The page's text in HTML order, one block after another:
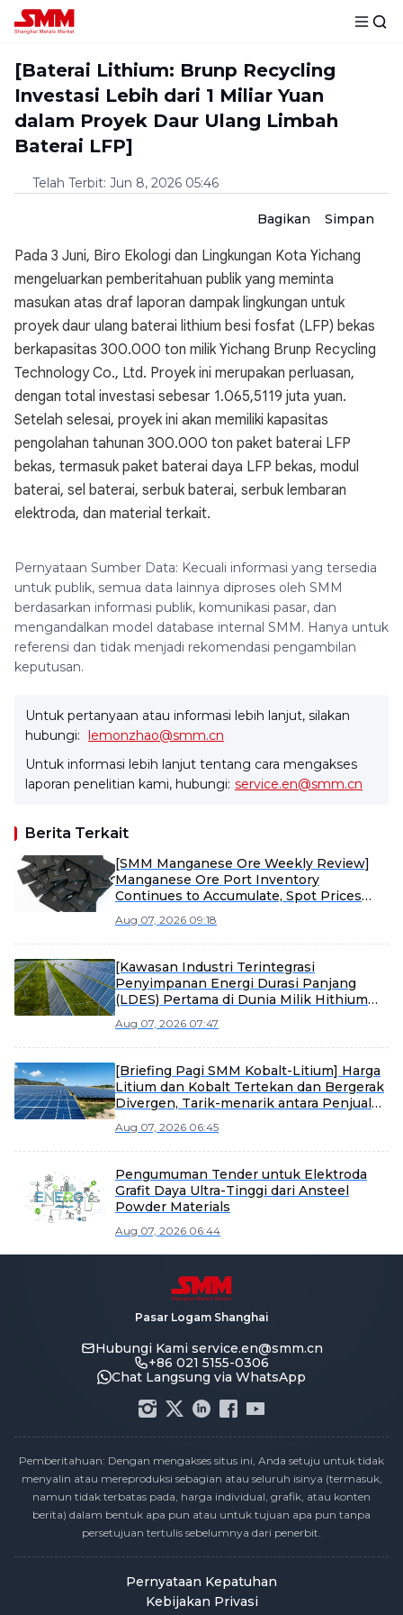
[Baterai Lithium: Brunp Recycling
Investasi Lebih dari 1 Miliar Yuan
dalam Proyek Daur Ulang Limbah
Baterai LFP]
Telah Terbit: Jun 8, 2026 05:46
Bagikan Simpan
Pada 3 Juni, Biro Ekologi dan Lingkungan Kota Yichang
mengeluarkan pemberitahuan publik yang meminta
masukan atas draf laporan dampak lingkungan untuk
proyek daur ulang baterai lithium besi fosfat (LFP) bekas
berkapasitas 300.000 ton milik Yichang Brunp Recycling
Technology Co., Ltd. Proyek ini merupakan perluasan,
dengan total investasi sebesar 1.065,5119 juta yuan.
Setelah selesai, proyek ini akan memiliki kapasitas
pengolahan tahunan 300.000 ton paket baterai LFP
bekas, termasuk paket baterai daya LFP bekas, modul
baterai, sel baterai, serbuk baterai, serbuk lembaran
elektroda, dan material terkait.
Pernyataan Sumber Data: Kecuali informasi yang tersedia
untuk publik, semua data lainnya diproses oleh SMM
berdasarkan informasi publik, komunikasi pasar, dan
mengandalkan model database internal SMM. Hanya untuk
referensi dan tidak menjadi rekomendasi pengambilan
keputusan.
Untuk pertanyaan atau informasi lebih lanjut, silakan
hubungi: lemonzhao@smm.cn
Untuk informasi lebih lanjut tentang cara mengakses
laporan penelitian kami, hubungi: service.en@smm.cn
Berita Terkait
[SMM Manganese Ore Weekly Review]
Manganese Ore Port Inventory
Continues to Accumulate, Spot Prices
Aug 07, 2026 09:18
[Kawasan Industri Terintegrasi
Penyimpanan Energi Durasi Panjang
(LDES) Pertama di Dunia Milik Hithium
Aug 07, 2026 07:47
[Briefing Pagi SMM Kobalt-Litium] Harga
Litium dan Kobalt Tertekan dan Bergerak
Divergen, Tarik-menarik antara Penjual
Pasar Material
Aug 07, 2026 06:45
Pengumuman Tender untuk Elektroda
Grafit Daya Ultra-Tinggi dari Ansteel
Powder Materials
Aug 07, 2026 06:44
Pasar Logam Shanghai
Hubungi Kami service.en@smm.cn
+86 021 5155-0306
Chat Langsung via WhatsApp
Pemberitahuan: Dengan mengakses situs ini, Anda setuju untuk tidak
menyalin atau mereproduksi sebagian atau seluruh isinya (termasuk,
namun tidak terbatas pada, harga individual, grafik, atau konten
berita) dalam bentuk apa pun atau untuk tujuan apa pun tanpa
persetujuan tertulis sebelumnya dari penerbit.
Pernyataan Kepatuhan
Kebijakan Privasi